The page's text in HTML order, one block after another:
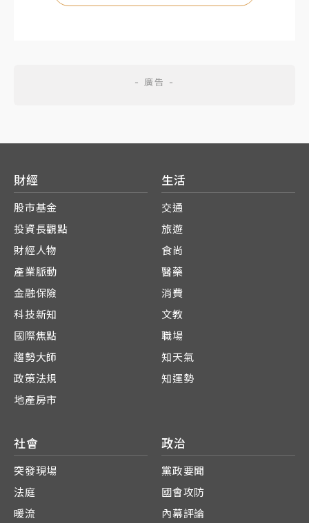
財經
股市基金
投資長觀點
財經人物
產業脈動
金融保險
科技新知
國際焦點
趨勢大師
政策法規
地產房市
生活
交通
旅遊
食尚
醫藥
消費
文教
職場
知天氣
知運勢
社會
突發現場
法庭
暖流
政治
黨政要聞
國會攻防
內幕評論